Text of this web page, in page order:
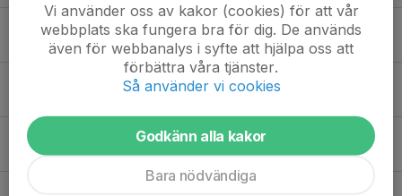
Ella S.
16. Evangelia Maria S.
14. Gun-od G.
Vi använder oss av kakor (cookies) för att vår
webbplats ska fungera bra för dig. De används
även för webbanalys i syfte att hjälpa oss att
förbättra våra tjänster.
Så använder vi cookies
Godkänn alla kakor
Bara nödvändiga